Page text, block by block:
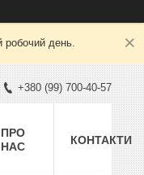
робочий день.
+380 (99) 700-40-57
ПРО
НАС
КОНТАКТИ